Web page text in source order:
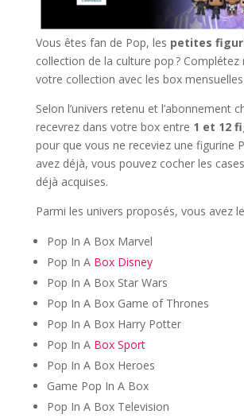
Vous êtes fan de Pop, les petites
collection de la culture pop ?
votre collection avec les box
Selon l’univers retenu et l’abonnement
recevrez dans votre box entre 1 et 12
pour que vous ne receviez une figurine
avez déjà, vous pouvez cocher les
déjà acquises.
Parmi les univers proposés, vous avez
Pop In A Box Marvel
Pop In A Box Disney
Pop In A Box Star Wars
Pop In A Box Game of Thrones
Pop In A Box Harry Potter
Pop In A Box Sport
Pop In A Box Heroes
Game Pop In A Box
Pop In A Box Television